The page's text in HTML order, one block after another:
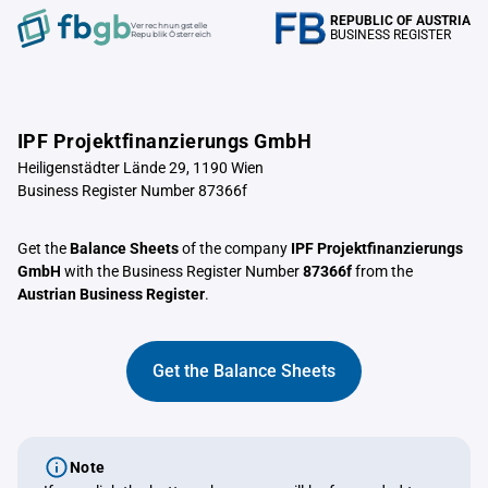
Verrechnungstelle
Republik Österreich
REPUBLIC OF AUSTRIA
BUSINESS REGISTER
IPF Projektfinanzierungs GmbH
Heiligenstädter Lände 29, 1190 Wien
Business Register Number 87366f
Get theBalance Sheetsof the company IPF Projektfinanzierungs
GmbH with the Business Register Number87366ffrom the
Austrian Business Register.
Get the Balance Sheets
Note